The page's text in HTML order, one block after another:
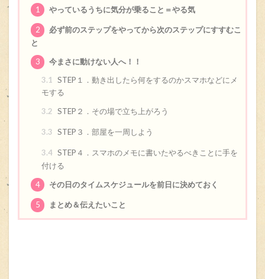
1 やっているうちに気分が乗ること＝やる気
2
必ず前のステップをやってから次のステップにすすむこ
と
3
今まさに動けない人へ！！
3.1
STEP１．動き出したら何をするのかスマホなどにメ
モする
3.2 STEP２．その場で立ち上がろう
3.3 STEP３．部屋を一周しよう
3.4 STEP４．スマホのメモに書いたやるべきことに手を
付ける
4
その日のタイムスケジュールを前日に決めておく
5 まとめ＆伝えたいこと